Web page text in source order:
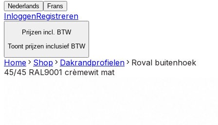
Nederlands Frans
InloggenRegistreren
Prijzen incl. BTW
Toont prijzen inclusief BTW
Home Shop Dakrandprofielen
Roval buitenhoek
45/45 RAL9001 crèmewit mat